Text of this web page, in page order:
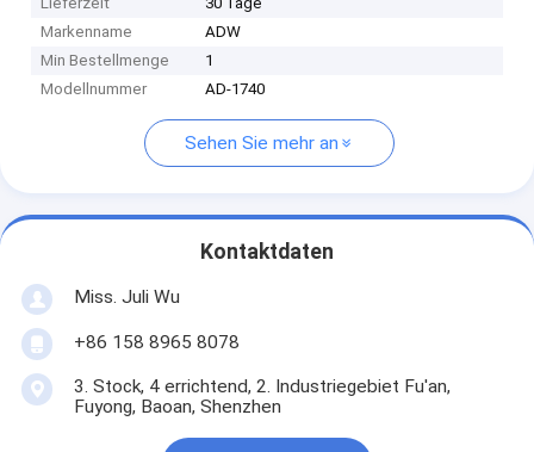
Markenname
ADW
Min Bestellmenge
1
Modellnummer
AD-1740
Sehen Sie mehr an
Kontaktdaten
Miss. Juli Wu
+86 158 8965 8078
3. Stock, 4 errichtend, 2. Industriegebiet Fu'an,
Fuyong, Baoan, Shenzhen